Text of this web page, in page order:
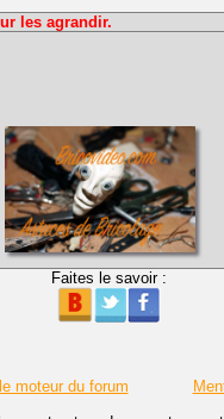
les agrandir.
Faites le savoir :
moteur du forum